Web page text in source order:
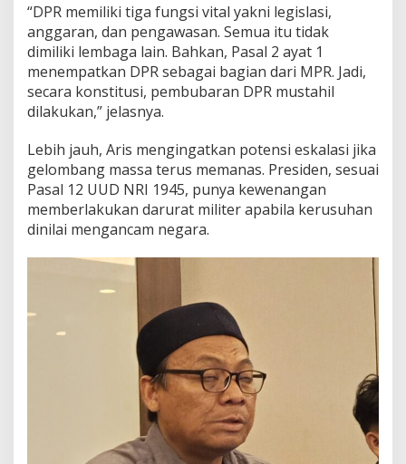
u
r
a
t
M
i
l
t
e
r
“DPR memiliki tiga fungsi vital yakni legislasi,
anggaran, dan pengawasan. Semua itu tidak
dimiliki lembaga lain. Bahkan, Pasal 2 ayat 1
menempatkan DPR sebagai bagian dari MPR. Jadi,
secara konstitusi, pembubaran DPR mustahil
dilakukan,” jelasnya.
Lebih jauh, Aris mengingatkan potensi eskalasi jika
gelombang massa terus memanas. Presiden, sesuai
Pasal 12 UUD NRI 1945, punya kewenangan
memberlakukan darurat militer apabila kerusuhan
dinilai mengancam negara.